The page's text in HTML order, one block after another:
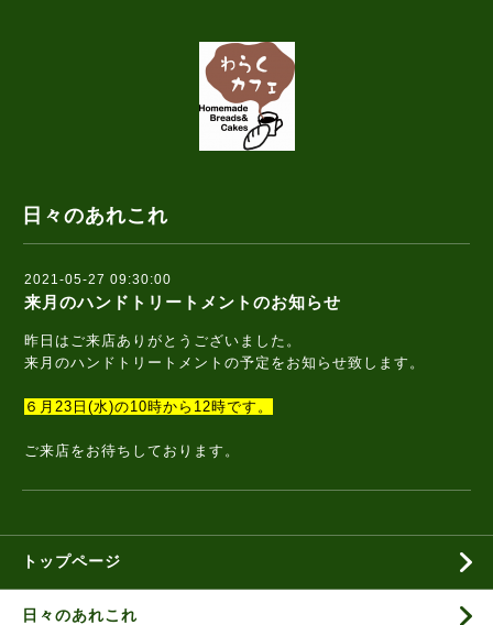
日々のあれこれ
2021-05-27 09:30:00
来月のハンドトリートメントのお知らせ
昨日はご来店ありがとうございました。
来月のハンドトリートメントの予定をお知らせ致します。
６月23日(水)の10時から12時です。
ご来店をお待ちしております。
トップページ
日々のあれこれ